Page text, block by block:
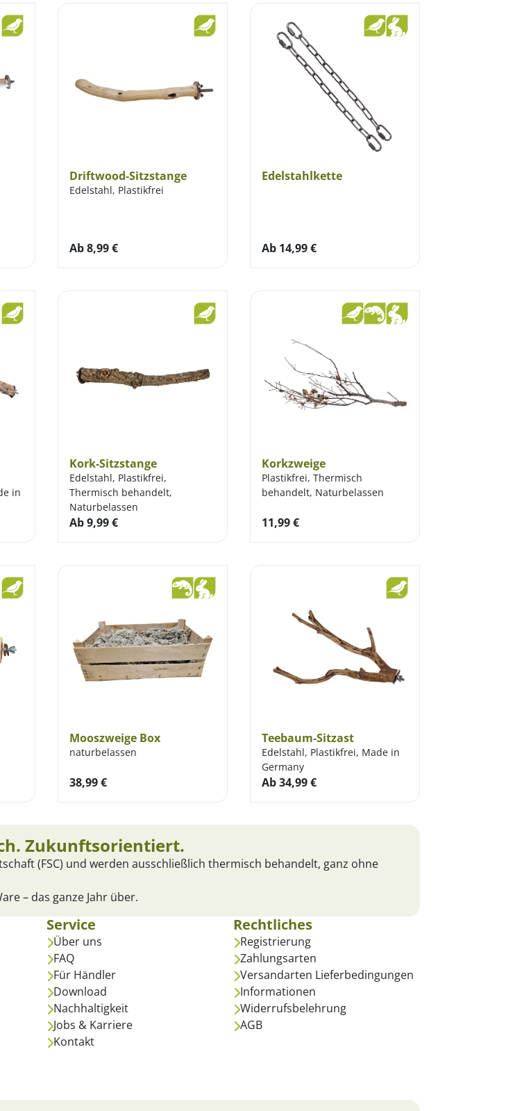
Driftwood-Sitzstange
Edelstahl, Plastikfrei
Ab8,99€
Edelstahlkette
Ab 14,99€
in
Kork-Sitzstange
Edelstahl, Plastikfrei,
Thermisch behandelt,
Naturbelassen
Ab9,99€
Korkzweige
Plastikfrei, Thermisch
behandelt, Naturbelassen
11,99€
Mooszweige Box
naturbelassen
38,99€
Teebaum-Sitzast
Edelstahl, Plastikfrei, Made in
Germany
Ab34,99€
Zukunftsorientiert.
(FSC) und werden ausschließlich thermisch behandelt, ganz ohne
– das ganze Jahr über.
Service
Über uns
FAQ
Für Händler
Download
Nachhaltigkeit
Jobs & Karriere
Kontakt
Rechtliches
Registrierung
Zahlungsarten
Versandarten Lieferbedingungen
Informationen
Widerrufsbelehrung
AGB